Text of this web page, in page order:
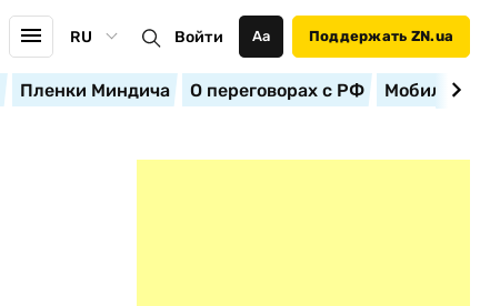
RU Войти Аа Поддержать ZN.ua
Пленки Миндича О переговорах с РФ